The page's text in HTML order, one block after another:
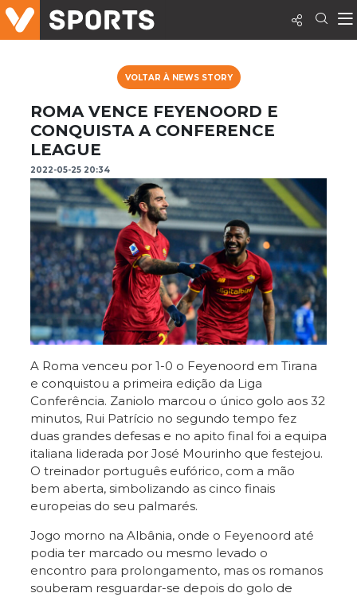
VOLTAR À NEWS STORY
ROMA VENCE FEYENOORD E
CONQUISTA A CONFERENCE
LEAGUE
2022-05-25 20:34
A Roma venceu por 1-0 o Feyenoord em Tirana
e conquistou a primeira edição da Liga
Conferência. Zaniolo marcou o único golo aos 32
minutos, Rui Patrício no segundo tempo fez
duas grandes defesas e no apito final foi a equipa
italiana liderada por José Mourinho que festejou.
O treinador português eufórico, com a mão
bem aberta, simbolizando as cinco finais
europeias do seu palmarés.
Jogo morno na Albânia, onde o Feyenoord até
podia ter marcado ou mesmo levado o
encontro para prolongamento, mas os romanos
souberam resguardar-se depois do golo de